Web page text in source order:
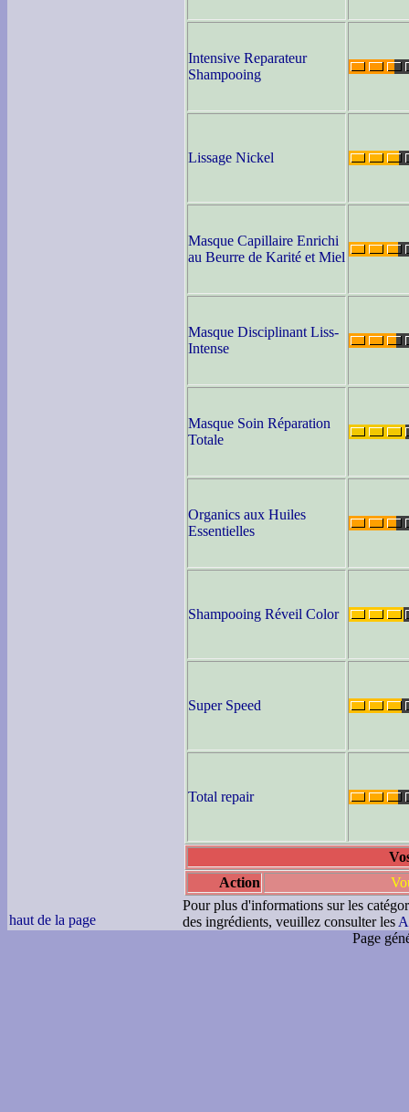
Intensive Reparateur
Shampooing
Lissage Nickel
Masque Capillaire Enrichi
au Beurre de Karité et Miel
Masque Disciplinant Liss-
Intense
Masque Soin Réparation
Totale
Organics aux Huiles
Essentielles
Shampooing Réveil Color
Super Speed
Total repair
Action
haut de la page
Pour plus d'informations sur les
des ingrédients, veuillez consulter les
Page